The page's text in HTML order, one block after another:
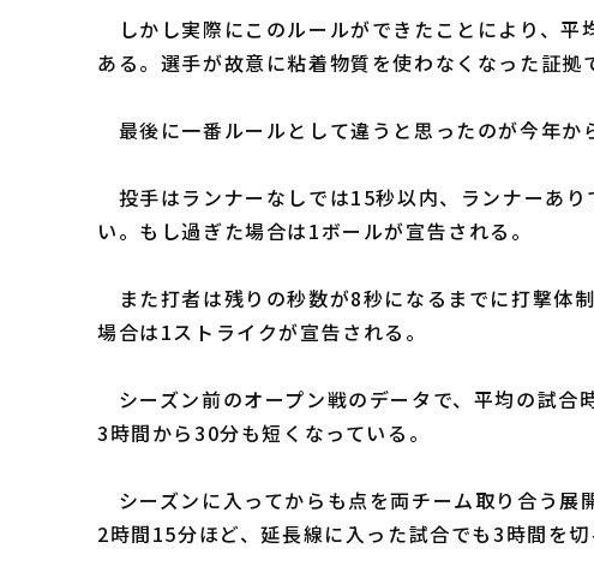
しかし実際にこのルールができたことにより、平
ある。選手が故意に粘着物質を使わなくなった証拠
最後に一番ルールとして違うと思ったのが今年か
投手はランナーなしでは15秒以内、ランナーあ
い。もし過ぎた場合は1ボールが宣告される。
また打者は残りの秒数が8秒になるまでに打撃体
場合は1ストライクが宣告される。
シーズン前のオープン戦のデータで、平均の試合
3時間から30分も短くなっている。
シーズンに入ってからも点を両チーム取り合う展
2時間15分ほど、延長線に入った試合でも3時間を切